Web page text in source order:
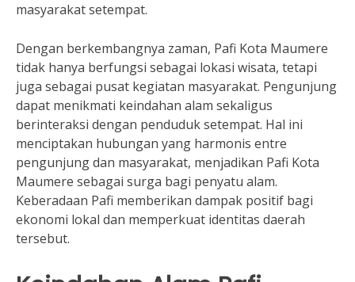
masyarakat setempat.
Dengan berkembangnya zaman, Pafi Kota Maumere
tidak hanya berfungsi sebagai lokasi wisata, tetapi
juga sebagai pusat kegiatan masyarakat. Pengunjung
dapat menikmati keindahan alam sekaligus
berinteraksi dengan penduduk setempat. Hal ini
menciptakan hubungan yang harmonis entre
pengunjung dan masyarakat, menjadikan Pafi Kota
Maumere sebagai surga bagi penyatu alam.
Keberadaan Pafi memberikan dampak positif bagi
ekonomi lokal dan memperkuat identitas daerah
tersebut.